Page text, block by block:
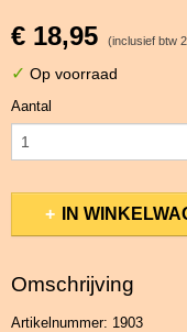
€ 18,95 (inclusief btw
✓ Op voorraad
Aantal
IN
Omschrijving
Artikelnummer: 1903